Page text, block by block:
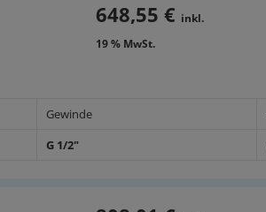
648,55 € inkl.
19 % MwSt.
Gewinde
G 1/2"